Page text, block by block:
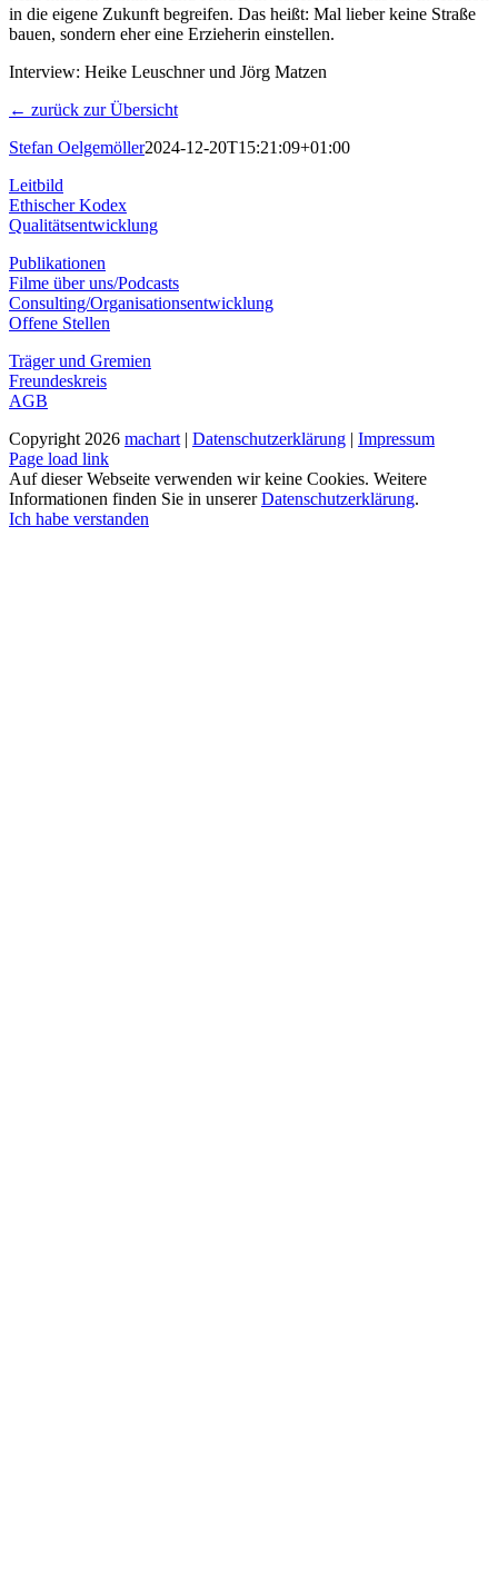
in die eigene Zukunft begreifen. Das heißt: Mal lieber keine Straße
bauen, sondern eher eine Erzieherin einstellen.
Interview: Heike Leuschner und Jörg Matzen
← zurück zur Übersicht
Stefan Oelgemöller2024-12-20T15:21:09+01:00
Leitbild
Ethischer Kodex
Qualitätsentwicklung
Publikationen
Filme über uns/Podcasts
Consulting/Organisationsentwicklung
Offene Stellen
Träger und Gremien
Freundeskreis
AGB
Copyright 2026 machart | Datenschutzerklärung | Impressum
Instagram
Page load link
Auf dieser Webseite verwenden wir keine Cookies. Weitere
Informationen finden Sie in unsererDatenschutzerklärung.
Ich habe verstanden